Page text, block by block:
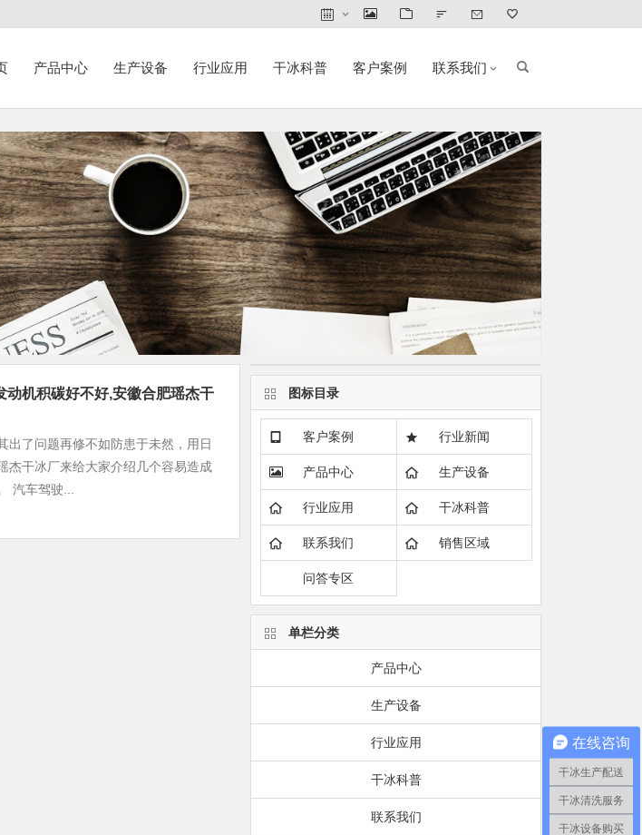
产品中心 生产设备 行业应用 干冰科普 客户案例 联系我们
机积碳好不好,安徽合肥瑶杰干
出了问题再修不如防患于未然，用日
杰干冰厂来给大家介绍几个容易造成
汽车驾驶...
图标目录
客户案例 行业新闻
产品中心 生产设备
行业应用 干冰科普
联系我们 销售区域
问答专区
单栏分类
产品中心
生产设备
行业应用
干冰科普
联系我们
在线咨询
干冰生产配送
干冰清洗服务
干冰设备购买